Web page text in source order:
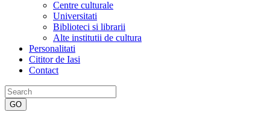
Centre culturale
Universitati
Biblioteci si librarii
Alte institutii de cultura
Personalitati
Cititor de Iasi
Contact